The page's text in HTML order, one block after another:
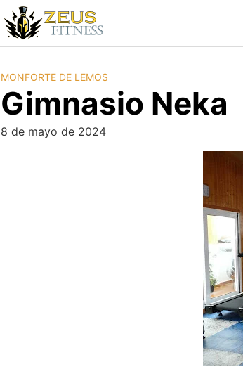
MONFORTE DE LEMOS
Gimnasio Neka
8 de mayo de 2024